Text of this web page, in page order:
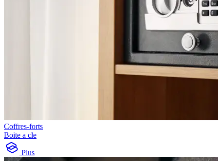
Coffres-forts
Boite a cle
Plus